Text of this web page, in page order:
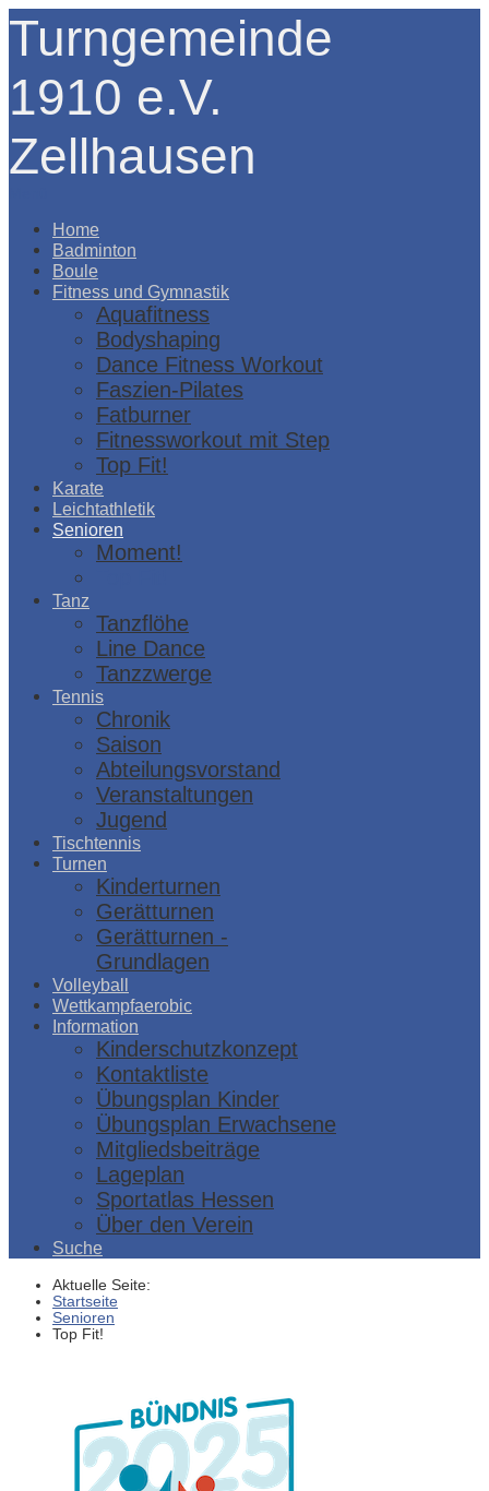
Turngemeinde
1910 e.V.
Zellhausen
Home
Badminton
Boule
Fitness und Gymnastik
Aquafitness
Bodyshaping
Dance Fitness Workout
Faszien-Pilates
Fatburner
Fitnessworkout mit Step
Top Fit!
Karate
Leichtathletik
Senioren
Moment!
Tanz
Tanzflöhe
Line Dance
Tanzzwerge
Tennis
Chronik
Saison
Abteilungsvorstand
Veranstaltungen
Jugend
Tischtennis
Turnen
Kinderturnen
Gerätturnen
Gerätturnen -
Grundlagen
Volleyball
Wettkampfaerobic
Information
Kinderschutzkonzept
Kontaktliste
Übungsplan Kinder
Übungsplan Erwachsene
Mitgliedsbeiträge
Lageplan
Sportatlas Hessen
Über den Verein
Suche
Aktuelle Seite:
Startseite
Senioren
Top Fit!